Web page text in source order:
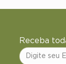
Receba